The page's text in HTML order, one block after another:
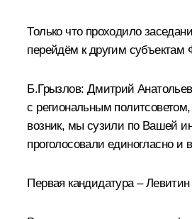
Только что проходило
перейдём к другим субъектам
Б.Грызлов: Дмитрий
с региональным
возник, мы сузили по Вашей
проголосовали единогласно и
Первая кандидатура –